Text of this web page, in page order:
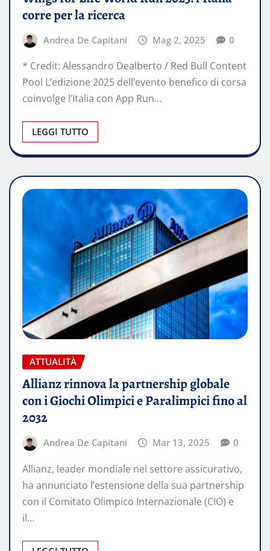
corre per la ricerca
Andrea De Capitani Mag 2, 2025 0
* Credit: Alessandro Dealberto / Red Bull Content
Pool L’edizione 2025 dell’evento benefico di corsa
coinvolge l’Italia con App Run…
LEGGI TUTTO
ATTUALITÀ
Allianz rinnova la partnership globale
con i Giochi Olimpici e Paralimpici fino al
2032
Andrea De Capitani Mar 13, 2025 0
Allianz, leader mondiale nel settore assicurativo,
ha annunciato l’estensione della sua partnership
con il Comitato Olimpico Internazionale (CIO) e
il…